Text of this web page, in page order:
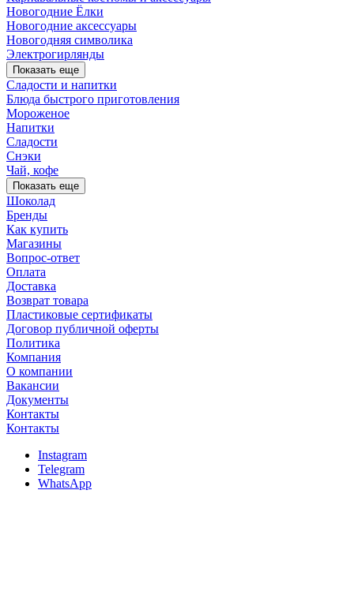
Новогодние Ёлки
Новогодние аксессуары
Новогодняя символика
Электрогирлянды
Показать еще
Сладости и напитки
Блюда быстрого приготовления
Мороженое
Напитки
Сладости
Снэки
Чай, кофе
Показать еще
Шоколад
Бренды
Как купить
Магазины
Вопрос-ответ
Оплата
Доставка
Возврат товара
Пластиковые сертификаты
Договор публичной оферты
Политика
Компания
О компании
Вакансии
Документы
Контакты
Контакты
Instagram
Telegram
WhatsApp